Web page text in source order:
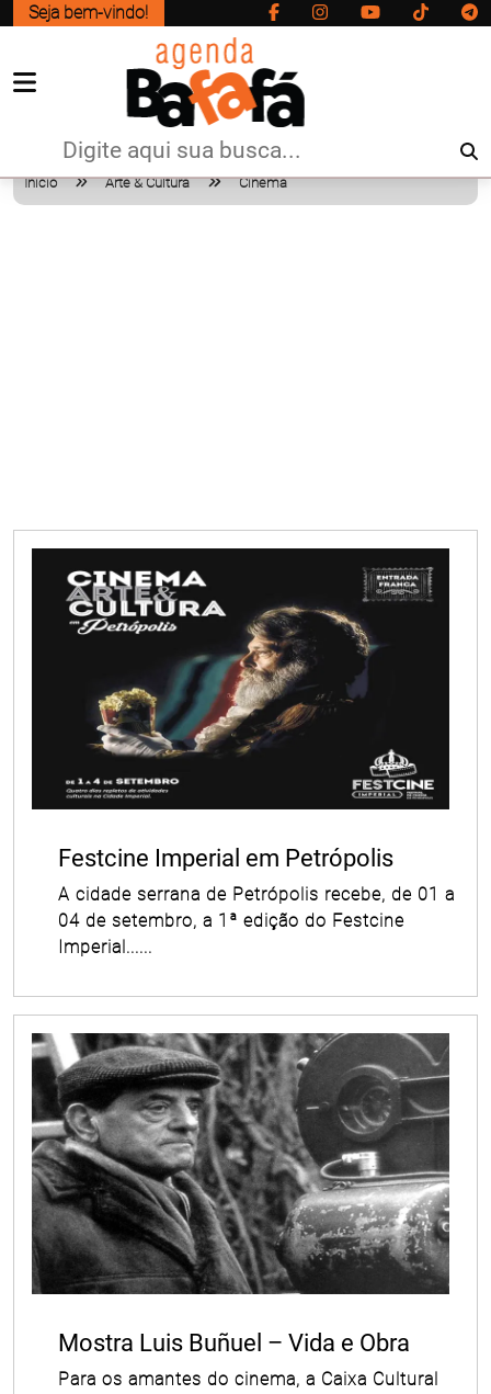
Seja bem-vindo!
Início Arte & Cultura Cinema
Festcine Imperial em Petrópolis
A cidade serrana de Petrópolis recebe, de 01 a
04 de setembro, a 1ª edição do Festcine
Imperial......
Mostra Luis Buñuel – Vida e Obra
Para os amantes do cinema, a Caixa Cultural